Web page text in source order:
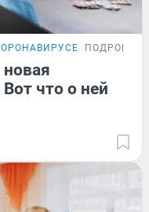
новая
что о ней